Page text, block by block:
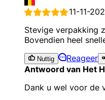
11-11-
Stevige verpakking
Bovendien heel
Nuttig Reageer
Antwoord van Het
Dank u wel voor de